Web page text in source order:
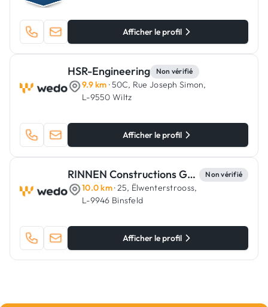
Afficher le profil
HSR-Engineering Non vérifié
9.9 km · 50C, Rue Joseph Simon,
L-9550 Wiltz
Afficher le profil
RINNEN Constructions Générales Non vérifié
10.0 km· 25, Ëlwenterstrooss,
L-9946 Binsfeld
Afficher le profil